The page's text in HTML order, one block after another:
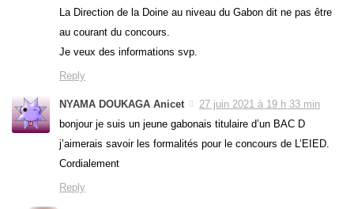
La Direction de la Doine au niveau du Gabon dit ne pas être
au courant du concours.
Je veux des informations svp.
Reply
NYAMA DOUKAGA Anicet
27 juin 2021 à 19 h 33 min
bonjour je suis un jeune gabonais titulaire d’un BAC D
j’aimerais savoir les formalités pour le concours de L’EIED.
Cordialement
Reply